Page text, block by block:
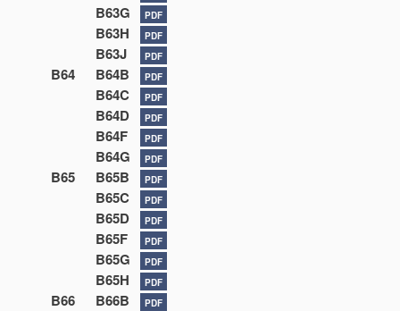
B63G PDF
B63H PDF
B63J PDF
B64 B64B PDF
B64C PDF
B64D PDF
B64F PDF
B64G PDF
B65 B65B PDF
B65C PDF
B65D PDF
B65F PDF
B65G PDF
B65H PDF
B66 B66B PDF